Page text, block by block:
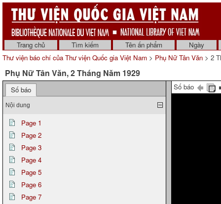
Trang chủ Tìm kiếm Tên ấn phẩm
Ngày
Thư viện báo chí của Thư viện Quốc gia Việt Nam > Phụ Nữ Tân Văn > 2
Phụ Nữ Tân Văn, 2 Tháng Năm 1929
Số báo
Nội dung
Page 1
Page 2
Page 3
Page 4
Page 5
Page 6
Page 7
Số báo